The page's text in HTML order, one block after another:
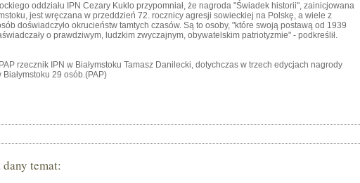
oddziału IPN Cezary Kuklo przypomniał, że nagroda "Świadek historii", zainicjowana
jest wręczana w przeddzień 72. rocznicy agresji sowieckiej na Polskę, a wiele z
doświadczyło okrucieństw tamtych czasów. Są to osoby, "które swoją postawą od 1939
o prawdziwym, ludzkim zwyczajnym, obywatelskim patriotyzmie" - podkreślił.
rzecznik IPN w Białymstoku Tamasz Danilecki, dotychczas w trzech edycjach nagrody
29 osób.(PAP)
temat: